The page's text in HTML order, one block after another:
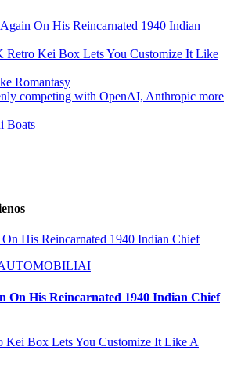
On His Reincarnated 1940 Indian
Retro Kei Box Lets You Customize It Like
Romantasy
competing with OpenAI, Anthropic more
Boats
His Reincarnated 1940 Indian Chief
On His Reincarnated 1940 Indian Chief
Kei Box Lets You Customize It Like A